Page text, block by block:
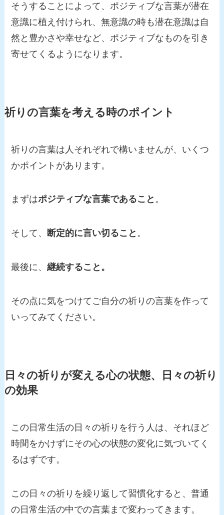
そうすることによって、ポジティブな言葉が潜在
意識に植え付けられ、無意識の時も潜在意識は自
然と豊かさや幸せなど、ポジティブなものを引き
寄せてくるようになります。
祈りの言葉を考える時のポイント
祈りの言葉は人それぞれで構いませんが、いくつ
かポイントがあります。
まずはポジティブな言葉であること 。
そして、 断定的に言い切ること 。
最後に、継続すること。
その点に気をつけてご自分の祈りの言葉を作って
いってみてください。
日々の祈りが変える心の状態、日々の祈り
の効果
この日常生活の日々の祈りを行う人は、それほど
時間をかけずにその心の状態の変化に気づいてく
るはずです。
この日々の祈りを繰り返して習慣化すると、普通
の日常生活の中での言葉まで変わってきます。